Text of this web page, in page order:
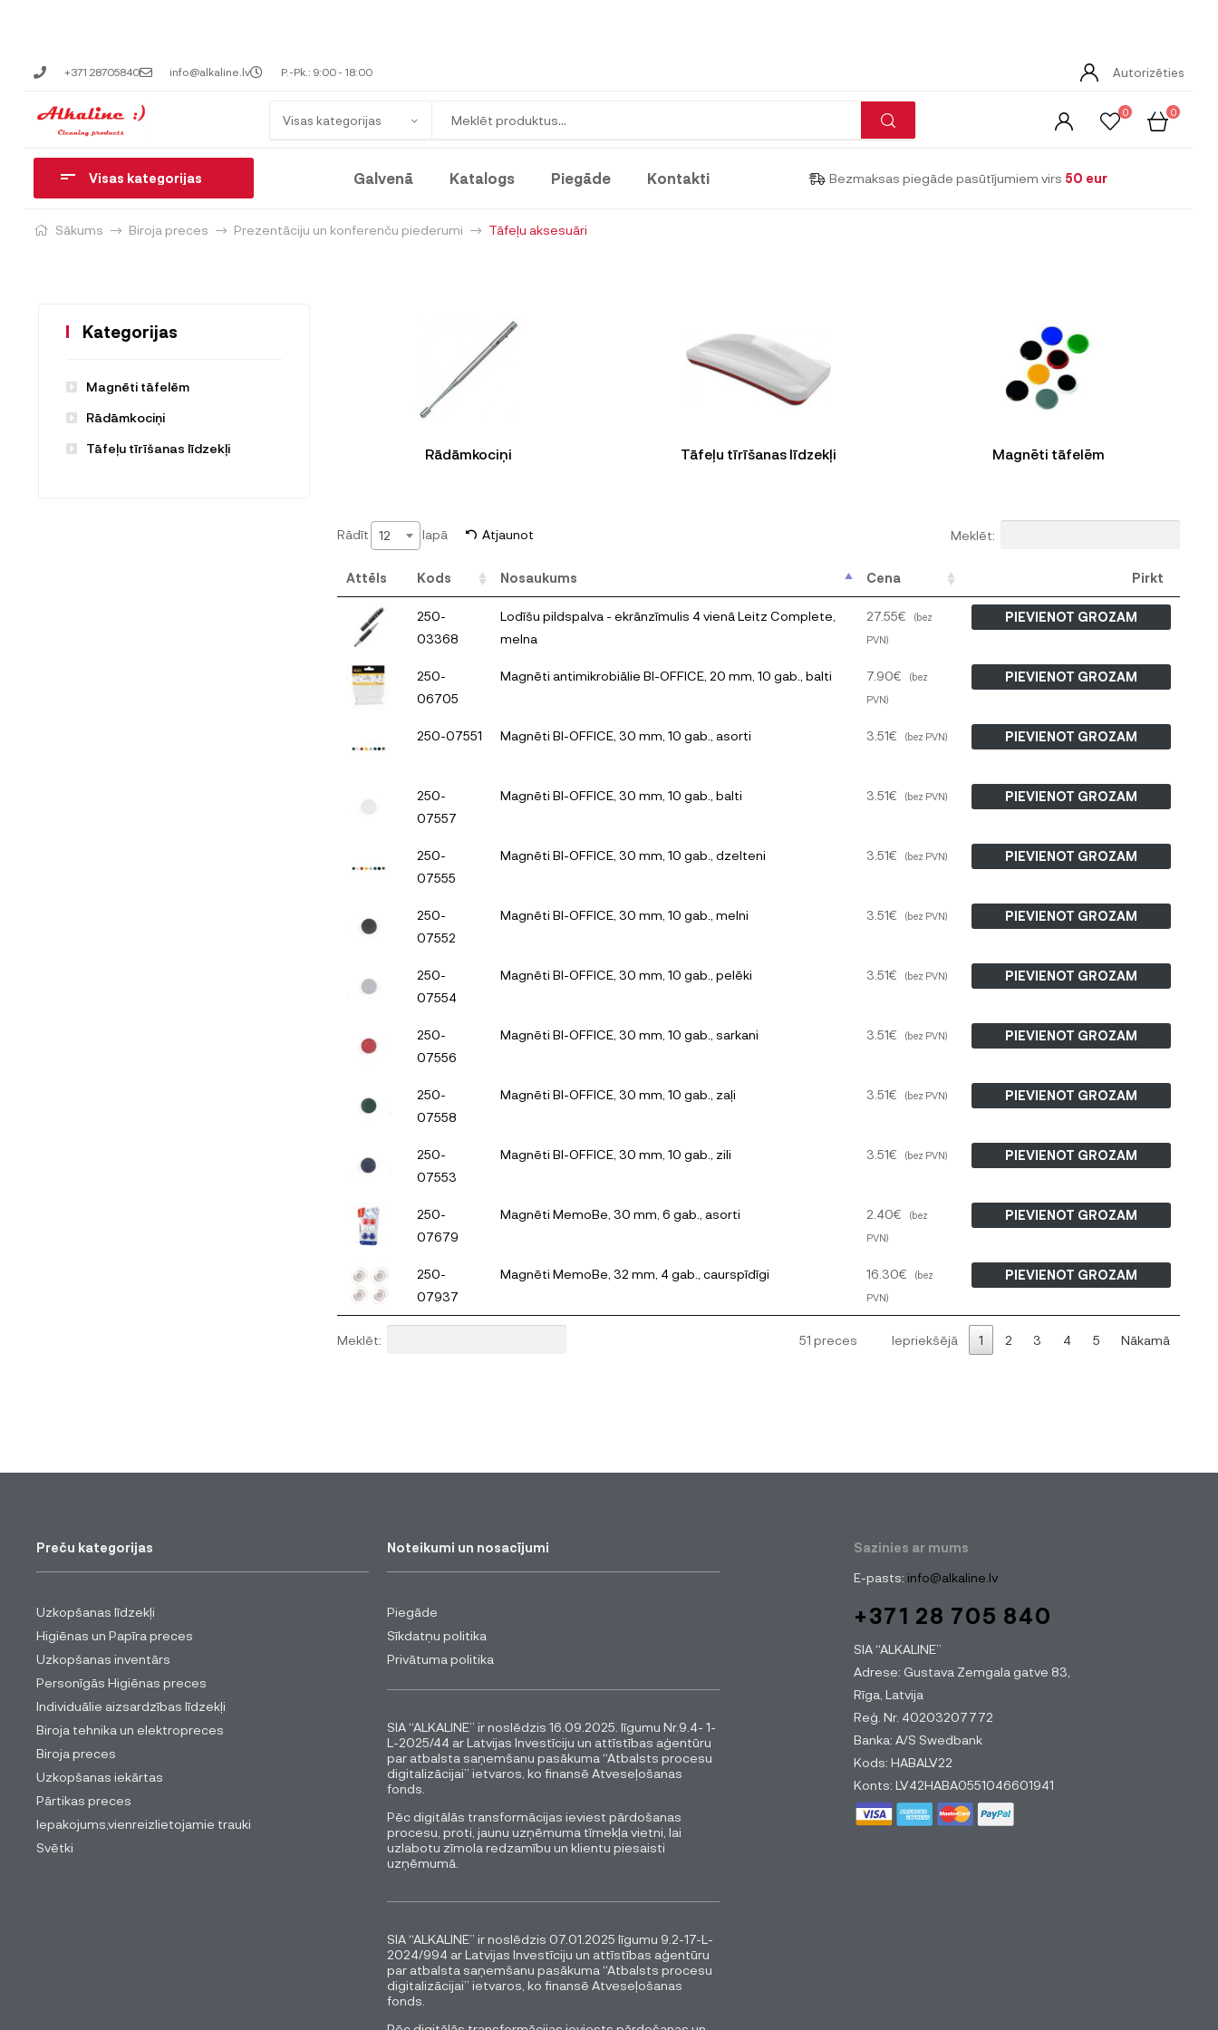
+371 28705840 info@alkaline.lv P.-Pk.: 9:00 - 18:00 Autorizēties
Visas kategorijas
0 0
Visas kategorijas Galvenā Katalogs Piegāde Kontakti Bezmaksas piegāde pasūtījumiem virs 50 eur
Sākums Biroja preces Prezentāciju un konferenču piederumi Tāfeļu aksesuāri
Rādāmkociņi Tāfeļu tīrīšanas līdzekļi Magnēti tāfelēm
Rādīt 12 lapā Atjaunot Meklēt:
Attēls Kods Nosaukums Cena Pirkt
250-
03368
Lodīšu pildspalva - ekrānzīmulis 4 vienā Leitz Complete,
melna
27.55€
(bez
PVN)
PIEVIENOT GROZAM
250-
06705
Magnēti antimikrobiālie BI-OFFICE, 20 mm, 10 gab., balti 7.90€
(bez
PVN)
PIEVIENOT GROZAM
250-07551 Magnēti BI-OFFICE, 30 mm, 10 gab., asorti 3.51€ (bez PVN) PIEVIENOT GROZAM
250-
07557
Magnēti BI-OFFICE, 30 mm, 10 gab., balti 3.51€ (bez PVN) PIEVIENOT GROZAM
250-
07555
Magnēti BI-OFFICE, 30 mm, 10 gab., dzelteni 3.51€ (bez PVN) PIEVIENOT GROZAM
250-
07552
Magnēti BI-OFFICE, 30 mm, 10 gab., melni 3.51€ (bez PVN) PIEVIENOT GROZAM
250-
07554
Magnēti BI-OFFICE, 30 mm, 10 gab., pelēki 3.51€ (bez PVN) PIEVIENOT GROZAM
250-
07556
Magnēti BI-OFFICE, 30 mm, 10 gab., sarkani 3.51€ (bez PVN) PIEVIENOT GROZAM
250-
07558
Magnēti BI-OFFICE, 30 mm, 10 gab., zaļi 3.51€ (bez PVN) PIEVIENOT GROZAM
250-
07553
Magnēti BI-OFFICE, 30 mm, 10 gab., zili 3.51€ (bez PVN) PIEVIENOT GROZAM
250-
07679
Magnēti MemoBe, 30 mm, 6 gab., asorti 2.40€
(bez
PVN)
PIEVIENOT GROZAM
250-
07937
Magnēti MemoBe, 32 mm, 4 gab., caurspīdīgi 16.30€
(bez
PVN)
PIEVIENOT GROZAM
Meklēt: 51 preces Iepriekšējā 1 2 3 4 5 Nākamā
Kategorijas
Magnēti tāfelēm
Rādāmkociņi
Tāfeļu tīrīšanas līdzekļi
Preču kategorijas
Uzkopšanas līdzekļi
Higiēnas un Papīra preces
Uzkopšanas inventārs
Personīgās Higiēnas preces
Individuālie aizsardzības līdzekļi
Biroja tehnika un elektropreces
Biroja preces
Uzkopšanas iekārtas
Pārtikas preces
Iepakojums,vienreizlietojamie trauki
Svētki
Noteikumi un nosacījumi
Piegāde
Sīkdatņu politika
Privātuma politika
SIA “ALKALINE” ir noslēdzis 16.09.2025. līgumu Nr.9.4- 1-
L-2025/44 ar Latvijas Investīciju un attīstības aģentūru
par atbalsta saņemšanu pasākuma “Atbalsts procesu
digitalizācijai” ietvaros, ko finansē Atveseļošanas
fonds.
Pēc digitālās transformācijas ieviest pārdošanas
procesu, proti, jaunu uzņēmuma tīmekļa vietni, lai
uzlabotu zīmola redzamību un klientu piesaisti
uzņēmumā.
SIA “ALKALINE” ir noslēdzis 07.01.2025 līgumu 9.2-17-L-
2024/994 ar Latvijas Investīciju un attīstības aģentūru
par atbalsta saņemšanu pasākuma “Atbalsts procesu
digitalizācijai” ietvaros, ko finansē Atveseļošanas
fonds.
Sazinies ar mums
E-pasts: info@alkaline.lv
+371 28 705 840
SIA “ALKALINE”
Adrese: Gustava Zemgala gatve 83,
Rīga, Latvija
Reģ. Nr. 40203207772
Banka: A/S Swedbank
Kods: HABALV22
Konts: LV42HABA0551046601941